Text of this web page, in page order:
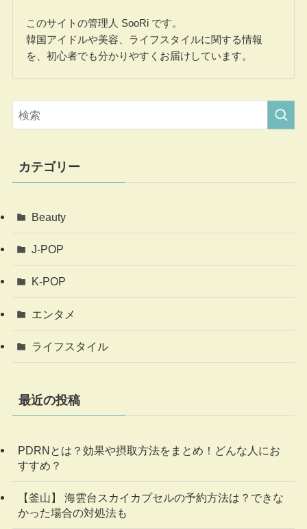
このサイトの管理人 SooRi です。
韓国アイドルや美容、ライフスタイルに関する情報
を、初心者でも分かりやすくお届けしています。
カテゴリー
Beauty
J-POP
K-POP
エンタメ
ライフスタイル
最近の投稿
PDRNとは？効果や摂取方法をまとめ！どんな人にお
すすめ？
【釜山】 海雲台スカイカプセルの予約方法は？できな
かった場合の対処法も